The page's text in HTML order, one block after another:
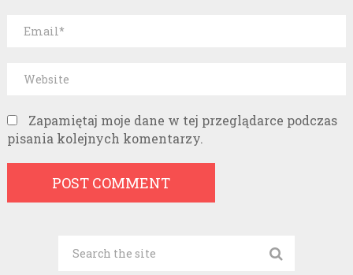
Zapamiętaj moje dane w tej przeglądarce podczas
pisania kolejnych komentarzy.